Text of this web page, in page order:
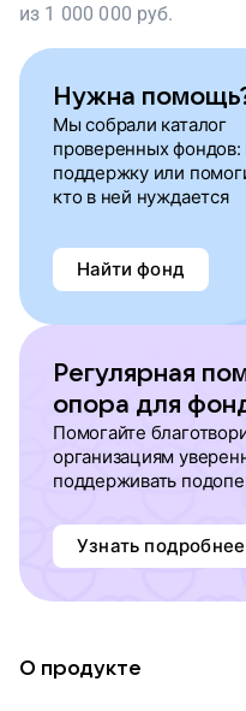
из 1 000 000 руб.
Нужна
Мы собрали каталог
проверенных фондов:
поддержку или
кто в ней нуждается
Найти фонд
Регулярная
опора для
Помогайте
организациям
поддерживать
Узнать подробнее
О продукте